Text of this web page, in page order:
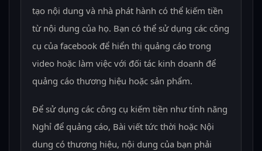
tạo nội dung và nhà phát hành có thể kiếm tiền
từ nội dung của họ. Bạn có thể sử dụng các công
cụ của facebook để hiển thị quảng cáo trong
video hoặc làm việc với đối tác kinh doanh để
quảng cáo thương hiệu hoặc sản phẩm.
Để sử dụng các công cụ kiếm tiền như tính năng
Nghỉ để quảng cáo, Bài viết tức thời hoặc Nội
dung có thương hiệu, nội dung của bạn phải